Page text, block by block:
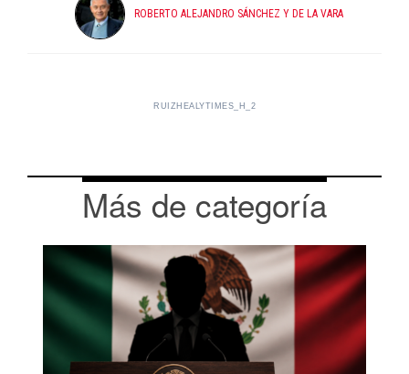
ROBERTO ALEJANDRO SÁNCHEZ Y DE LA VARA
RUIZHEALYTIMES_H_2
Más de categoría